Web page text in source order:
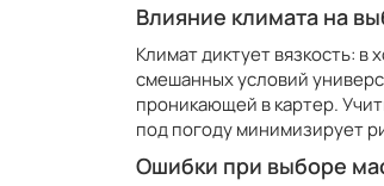
Влияние климата на
Климат диктует вязкость:
смешанных условий
проникающей в картер.
под погоду минимизирует
Ошибки при выборе